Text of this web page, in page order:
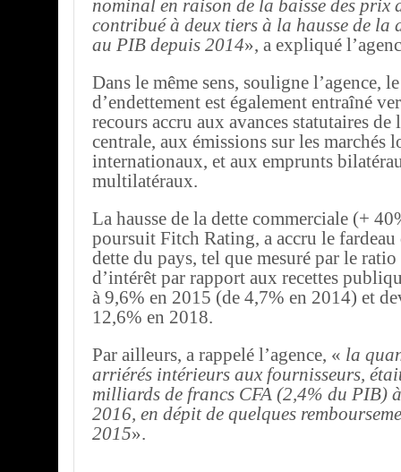
nominal en raison de la baisse des prix
contribué à deux tiers à la hausse de la
au PIB depuis 2014», a expliqué
Dans le même sens, souligne l’agence,
d’endettement est également entraîné
recours accru aux avances statutaires de
centrale, aux émissions sur les marchés
internationaux, et aux emprunts
multilatéraux.
La hausse de la dette commerciale (+
poursuit Fitch Rating, a accru le fardeau
dette du pays, tel que mesuré par le ratio
d’intérêt par rapport aux recettes
à 9,6% en 2015 (de 4,7% en 2014) et
12,6% en 2018.
Par ailleurs, a rappelé l’agence, « la
arriérés intérieurs aux fournisseurs,
milliards de francs CFA (2,4% du PIB)
2016, en dépit de quelques
2015».